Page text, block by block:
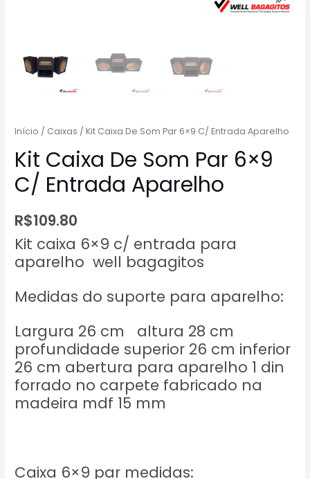
Início / Caixas / Kit Caixa De Som Par 6×9 C/ Entrada Aparelho
Kit Caixa De Som Par 6×9
C/ Entrada Aparelho
R$109.80
Kit caixa 6×9 c/ entrada para
aparelho well bagagitos
Medidas do suporte para aparelho:
Largura 26 cm altura 28 cm
profundidade superior 26 cm inferior
26 cm abertura para aparelho 1 din
forrado no carpete fabricado na
madeira mdf 15 mm
Caixa 6×9 par medidas: